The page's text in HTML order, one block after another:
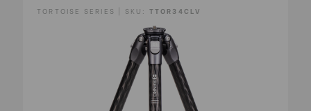
TORTOISE SERIES | SKU: TTOR34CLV